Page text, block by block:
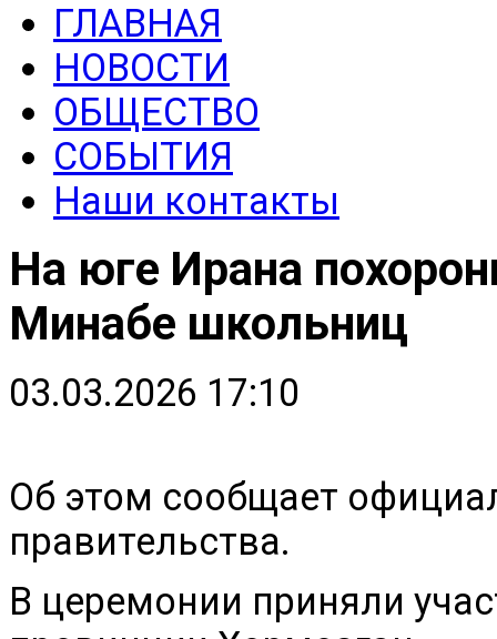
ГЛАВНАЯ
НОВОСТИ
ОБЩЕСТВО
СОБЫТИЯ
Наши контакты
На юге Ирана
Минабе школьниц
03.03.2026 17:10
Об этом сообщает
правительства.
В церемонии приняли